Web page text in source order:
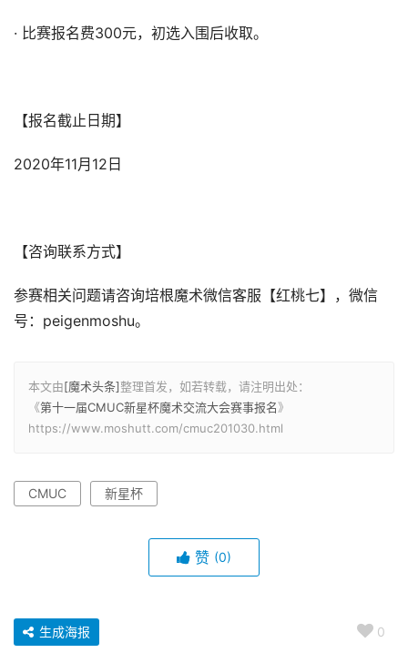
· 比赛报名费300元，初选入围后收取。
【报名截止日期】
2020年11月12日
【咨询联系方式】
参赛相关问题请咨询培根魔术微信客服【红桃七】，微信
号：peigenmoshu。
本文由[魔术头条]整理首发，如若转载，请注明出处：
《第十一届CMUC新星杯魔术交流大会赛事报名》
https://www.moshutt.com/cmuc201030.html
CMUC 新星杯
赞 (0)
0
生成海报